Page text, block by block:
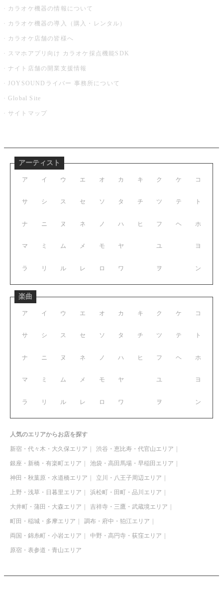
カラオケ機器の情報について
カラオケ機器の導入（購入・レンタル）
カラオケ店舗の皆様へ
スマホアプリ向け カラオケ採点機能SDK
ナイト店舗の開業支援情報
JOYSOUNDライバー 事務所について
Global Site
サイトマップ
アーティスト
ア イ ウ エ オ
サ シ ス セ ソ
ナ ニ ヌ ネ ノ
マ ミ ム メ モ
ラ リ ル レ ロ
カ キ ク ケ コ
タ チ ツ テ ト
ハ ヒ フ ヘ ホ
ヤ ユ ヨ
ワ ヲ ン
楽曲
ア イ ウ エ オ
サ シ ス セ ソ
ナ ニ ヌ ネ ノ
マ ミ ム メ モ
ラ リ ル レ ロ
カ キ ク ケ コ
タ チ ツ テ ト
ハ ヒ フ ヘ ホ
ヤ ユ ヨ
ワ ヲ ン
人気のエリアからお店を探す
新宿・代々木・大久保エリア 渋谷・恵比寿・代官山エリア
銀座・新橋・有楽町エリア 池袋・高田馬場・早稲田エリア
神田・秋葉原・水道橋エリア 立川・八王子周辺エリア
上野・浅草・日暮里エリア 浜松町・田町・品川エリア
大井町・蒲田・大森エリア 吉祥寺・三鷹・武蔵境エリア
町田・稲城・多摩エリア 調布・府中・狛江エリア
両国・錦糸町・小岩エリア 中野・高円寺・荻窪エリア
原宿・表参道・青山エリア